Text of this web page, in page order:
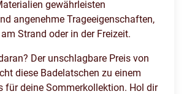
gewährleisten
angenehme Trageeigenschaften,
Strand oder in der Freizeit.
Der unschlagbare Preis von
diese Badelatschen zu einem
für deine Sommerkollektion. Hol dir